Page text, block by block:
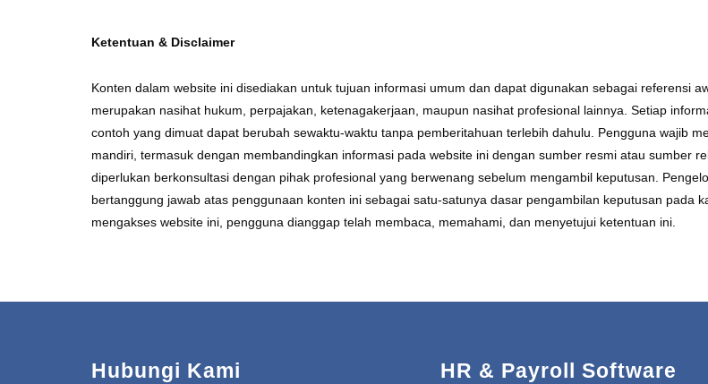
Ketentuan & Disclaimer
Konten dalam website ini disediakan untuk tujuan informasi umum dan dapat digunakan sebagai referensi
merupakan nasihat hukum, perpajakan, ketenagakerjaan, maupun nasihat profesional lainnya. Setiap
contoh yang dimuat dapat berubah sewaktu-waktu tanpa pemberitahuan terlebih dahulu. Pengguna wajib
mandiri, termasuk dengan membandingkan informasi pada website ini dengan sumber resmi atau sumber
diperlukan berkonsultasi dengan pihak profesional yang berwenang sebelum mengambil keputusan.
bertanggung jawab atas penggunaan konten ini sebagai satu-satunya dasar pengambilan keputusan pada
mengakses website ini, pengguna dianggap telah membaca, memahami, dan menyetujui ketentuan ini.
Hubungi Kami
HR & Payroll Software